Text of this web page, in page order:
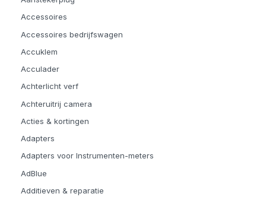
Accessoires
Accessoires bedrijfswagen
Accuklem
Acculader
Achterlicht verf
Achteruitrij camera
Acties & kortingen
Adapters
Adapters voor Instrumenten-meters
AdBlue
Additieven & reparatie